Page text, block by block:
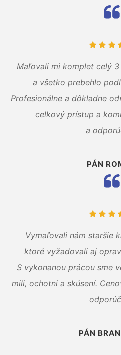
Maľovali mi komplet celý
a všetko prebehlo
Profesionálne a dôkladne
celkový prístup a
a
PÁN
Vymaľovali nám staršie
ktoré vyžadovali aj
S vykonanou prácou sme
milí, ochotní a skúsení.
PÁN